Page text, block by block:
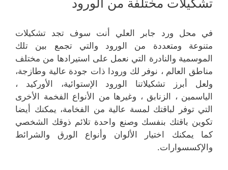
في محل ورد جابر العلي أنت سوف تجد تشكيلات
متنوعة ومتعددة من الورود والتي تجمع بين تلك
الموسمية والنادرة التي نعمل على استيرادها من مختلف
مناطق العالم ، نوفر لك ورودا ذات جودة عالية وطازجة،
ولعل أبرز تشكيلاتنا الورود الإستوائية، الأوركيد ،
الياسمين ، الزنابق ، وغيرها من الأنواع الفخمة الأخرى
التي توفر لباقتك لمسة عالية من الفخامة، يمكنك أيضا
تكوين باقتك بنفسك وصنع واحدة تلائم ذوقك الشخصي
كما يمكنك اختيار الألوان وأنواع الورق والشرائط
والإكسسوارات.